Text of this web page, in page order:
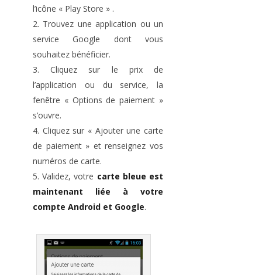
l’icône « Play Store » .
Trouvez une application ou un
service Google dont vous
souhaitez bénéficier.
Cliquez sur le prix de
l’application ou du service, la
fenêtre « Options de paiement »
s’ouvre.
Cliquez sur « Ajouter une carte
de paiement » et renseignez vos
numéros de carte.
Validez, votre carte bleue est
maintenant liée à votre
compte Android et Google.